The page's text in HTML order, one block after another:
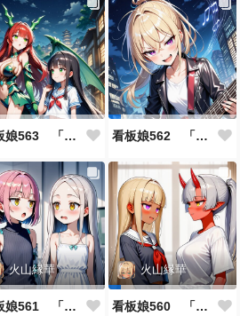
看板娘563 「騒ぎの終わり」 看板娘562 「八木沼千絵のよもやま話」
火山縁華
看板娘561 「火山一族」
火山縁華
看板娘560 「緋山一族」